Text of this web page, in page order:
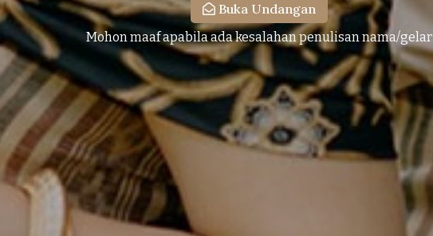
Buka Undangan
Mohon maaf apabila ada kesalahan penulisan nama/gelar